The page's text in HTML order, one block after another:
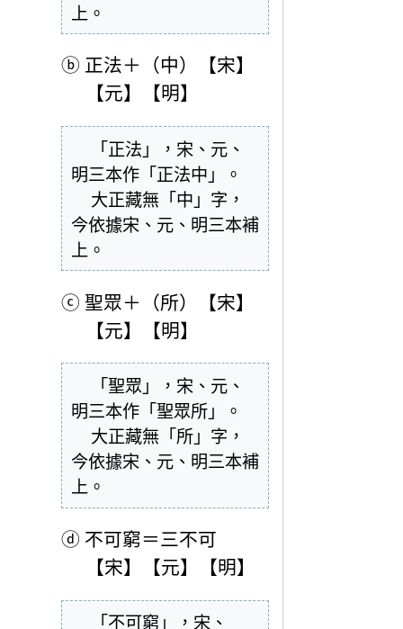
上。
ⓑ 正法＋（中）【宋】
【元】【明】
明三本作「正法中」。
今依據宋、元、明三本補
上。
ⓒ 聖眾＋（所）【宋】
【元】【明】
明三本作「聖眾所」。
今依據宋、元、明三本補
上。
ⓓ 不可窮＝三不可
【宋】【元】【明】